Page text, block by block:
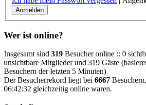
Wer ist online?
Insgesamt sind 319 Besucher online :: 0
unsichtbare Mitglieder und 319 Gäste
Besuchern der letzten 5 Minuten)
Der Besucherrekord liegt bei 6667
06:42:32 gleichzeitig online waren.